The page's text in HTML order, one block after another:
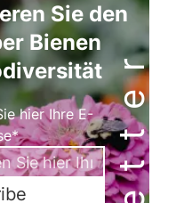
Sie den
Bienen
hier Ihre E-